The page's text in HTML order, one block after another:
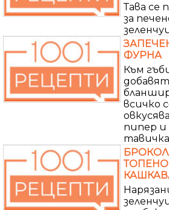
Тава се
за
ФУРНА
Към
всичко
пипер и